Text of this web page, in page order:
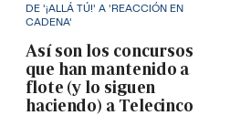
DE '¡ALLÁ TÚ!' A 'REACCIÓN EN
CADENA'
Así son los concursos
que han mantenido a
flote (y lo siguen
haciendo) a Telecinco